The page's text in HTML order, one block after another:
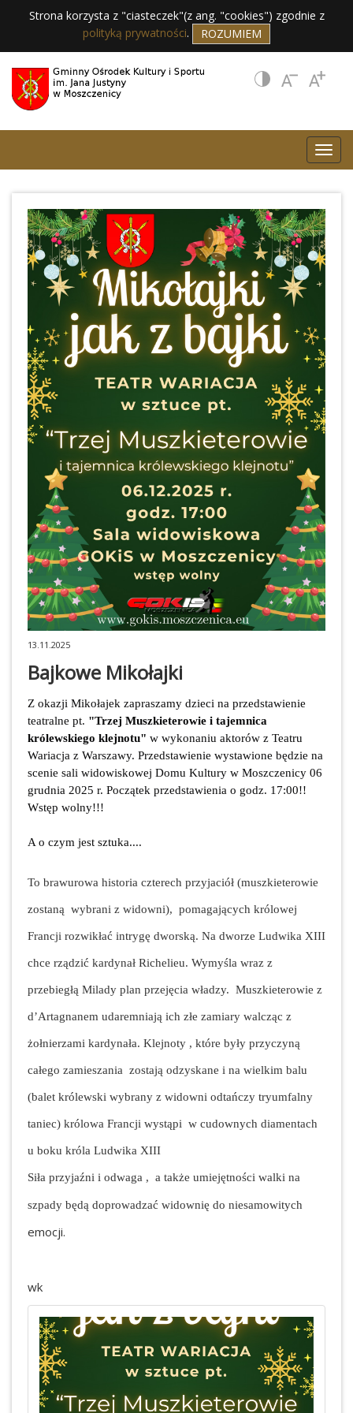
Strona korzysta z "ciasteczek"(z ang. "cookies") zgodnie z
polityką prywatności. ROZUMIEM
13.11.2025
Bajkowe Mikołajki
Z okazji Mikołajek zapraszamy dzieci na przedstawienie
teatralne pt. "Trzej Muszkieterowie i tajemnica
królewskiego klejnotu" w wykonaniu aktorów z Teatru
Wariacja z Warszawy. Przedstawienie wystawione będzie na
scenie sali widowiskowej Domu Kultury w Moszczenicy 06
grudnia 2025 r. Początek przedstawienia o godz. 17:00!!
Wstęp wolny!!!
A o czym jest sztuka....
To brawurowa historia czterech przyjaciół (muszkieterowie
zostaną wybrani z widowni), pomagających królowej
Francji rozwikłać intrygę dworską. Na dworze Ludwika XIII
chce rządzić kardynał Richelieu. Wymyśla wraz z
przebiegłą Milady plan przejęcia władzy. Muszkieterowie z
d’Artagnanem udaremniają ich złe zamiary walcząc z
żołnierzami kardynała. Klejnoty , które były przyczyną
całego zamieszania zostają odzyskane i na wielkim balu
(balet królewski wybrany z widowni odtańczy tryumfalny
taniec) królowa Francji wystąpi w cudownych diamentach
u boku króla Ludwika XIII
Siła przyjaźni i odwaga , a także umiejętności walki na
szpady będą doprowadzać widownię do niesamowitych
emocji.
wk